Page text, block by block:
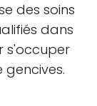
des soins
dans
s'occuper